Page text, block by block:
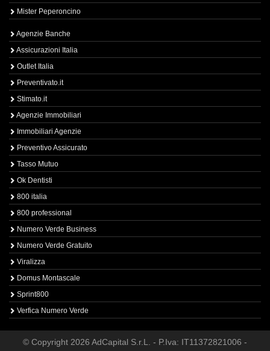
Mister Peperoncino
Agenzie Banche
Assicurazioni Italia
Outlet Italia
Preventivato.it
Stimato.it
Agenzie Immobiliari
Immobiliari Agenzie
Preventivo Assicurato
Tasso Mutuo
Ok Dentisti
800 italia
800 professional
Numero Verde Business
Numero Verde Gratuito
Viralizza
Domus Montascale
Sprint800
Verfica Numero Verde
© Copyright 2026 AdCapital S.r.L. - P.Iva: IT11372821006 -